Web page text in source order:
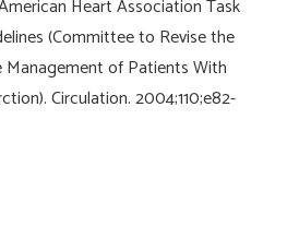
Heart Association Task
(Committee to Revise the
Management of Patients With
Circulation. 2004;110;e82-